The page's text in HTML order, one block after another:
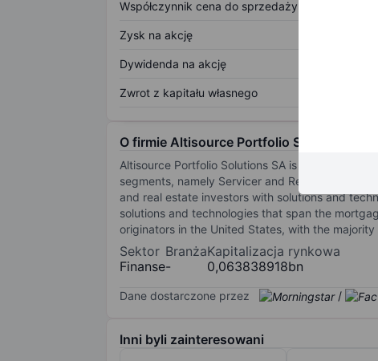
Współczynnik cena do sprzedaży
Zysk na akcję
Dywidenda na akcję
Zwrot z kapitału własnego
O firmie Altisource Portfolio Solutions SA
Altisource Portfolio Solutions SA is an
segments, namely Servicer and Real Estate,
and real estate investors with solutions and
solutions and technologies that span the
originators in the United States, with the
Sektor
Finanse
Branża
-
Kapitalizacja rynkowa
0,063838918bn
Dane dostarczone przez /
Inni byli zainteresowani